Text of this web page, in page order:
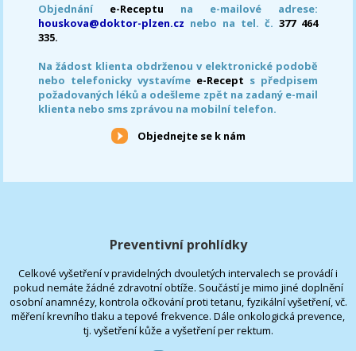
Objednání e-Receptu na e-mailové adrese:
houskova@doktor-plzen.cz nebo na tel. č. 377 464
335.
Na žádost klienta obdrženou v elektronické podobě
nebo telefonicky vystavíme e-Recept s předpisem
požadovaných léků a odešleme zpět na zadaný e-mail
klienta nebo sms zprávou na mobilní telefon.
Objednejte se k nám
Preventivní prohlídky
Celkové vyšetření v pravidelných dvouletých intervalech se provádí i
pokud nemáte žádné zdravotní obtíže. Součástí je mimo jiné doplnění
osobní anamnézy, kontrola očkování proti tetanu, fyzikální vyšetření, vč.
měření krevního tlaku a tepové frekvence. Dále onkologická prevence,
tj. vyšetření kůže a vyšetření per rektum.